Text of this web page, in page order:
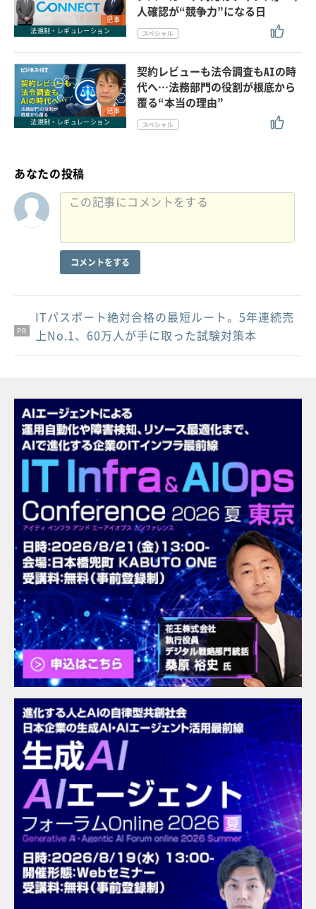
記事
法規制・レギュレーション
人確認が“競争力”になる日
記事
法規制・レギュレーション
契約レビューも法令調査もAIの時
代へ…法務部門の役割が根底から
覆る“本当の理由”
あなたの投稿
コメントをする
PR
PR
PR
ITパスポート絶対合格の最短ルート。5年連続売
上No.1、60万人が手に取った試験対策本